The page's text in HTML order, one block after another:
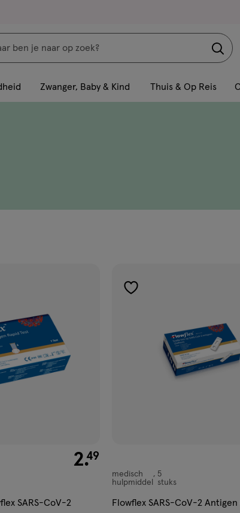
Zwanger, Baby & Kind Thuis & Op Reis
€ 2.49
2.49
SARS-CoV-2
toevoegen
medisch
medisch
hulpmiddel
5
stuks
Flowflex SARS-CoV-2 Antigen